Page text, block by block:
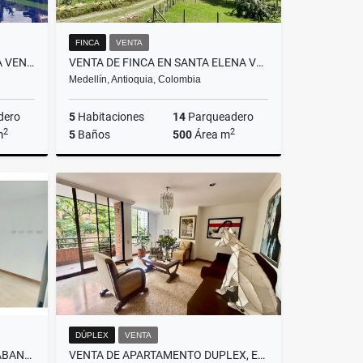
FINCA INDEPENDIENTE PARA LA VENTA EN SOPETRAN, ANTIOQUIA
2
Venta
FINCA VENTA
VENTA DE FINCA EN SANTA ELENA VEREDA EL PLAN
Medellín, Antioquia, Colombia
5 Habitaciones 14 Parqueadero
5 Baños 500Área m2
$4.500.000.000
VENTA DE APARTAMENTO EN SABANETA, SECTOR TRES ESQUINAS
DÚPLEX VENTA
VENTA DE APARTAMENTO DUPLEX, EN EL POBLADO, PARTE PLANA